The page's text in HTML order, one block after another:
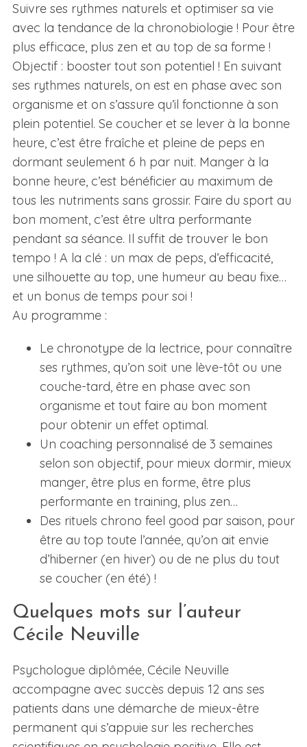
Suivre ses rythmes naturels et optimiser sa vie
avec la tendance de la chronobiologie ! Pour être
plus efficace, plus zen et au top de sa forme !
Objectif : booster tout son potentiel ! En suivant
ses rythmes naturels, on est en phase avec son
organisme et on s’assure qu’il fonctionne à son
plein potentiel. Se coucher et se lever à la bonne
heure, c’est être fraîche et pleine de peps en
dormant seulement 6 h par nuit. Manger à la
bonne heure, c’est bénéficier au maximum de
tous les nutriments sans grossir. Faire du sport au
bon moment, c’est être ultra performante
pendant sa séance. Il suffit de trouver le bon
tempo ! A la clé : un max de peps, d’efficacité,
une silhouette au top, une humeur au beau fixe…
et un bonus de temps pour soi !
Au programme :
Le chronotype de la lectrice, pour connaître
ses rythmes, qu’on soit une lève-tôt ou une
couche-tard, être en phase avec son
organisme et tout faire au bon moment
pour obtenir un effet optimal.
Un coaching personnalisé de 3 semaines
selon son objectif, pour mieux dormir, mieux
manger, être plus en forme, être plus
performante en training, plus zen…
Des rituels chrono feel good par saison, pour
être au top toute l’année, qu’on ait envie
d’hiberner (en hiver) ou de ne plus du tout
se coucher (en été) !
Quelques mots sur l’auteur
Cécile Neuville
Psychologue diplômée, Cécile Neuville
accompagne avec succès depuis 12 ans ses
patients dans une démarche de mieux-être
permanent qui s’appuie sur les recherches